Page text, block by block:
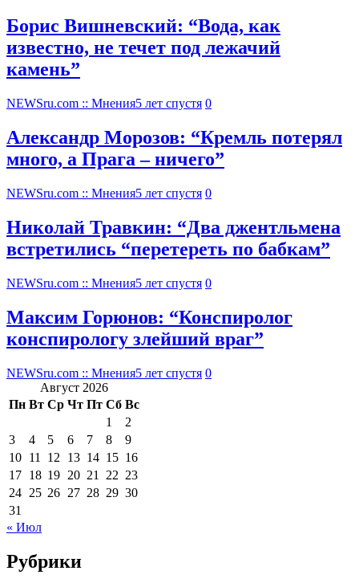
Борис Вишневский: “Вода, как
известно, не течет под лежачий
камень”
NEWSru.com :: Мнения5 лет спустя 0
Александр Морозов: “Кремль потерял
много, а Прага – ничего”
NEWSru.com :: Мнения5 лет спустя 0
Николай Травкин: “Два джентльмена
встретились “перетереть по бабкам”
NEWSru.com :: Мнения5 лет спустя 0
Максим Горюнов: “Конспиролог
конспирологу злейший враг”
NEWSru.com :: Мнения5 лет спустя 0
Август 2026
Пн Вт Ср Чт Пт Сб Вс
1
2
3
4 5 6 7 8
9
10 11 12 13 14 15 16
17 18 19 20 21 22 23
24 25 26 27 28 29 30
31
« Июл
Рубрики